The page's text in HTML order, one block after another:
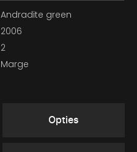
Andradite green
2006
2
Marge
Opties